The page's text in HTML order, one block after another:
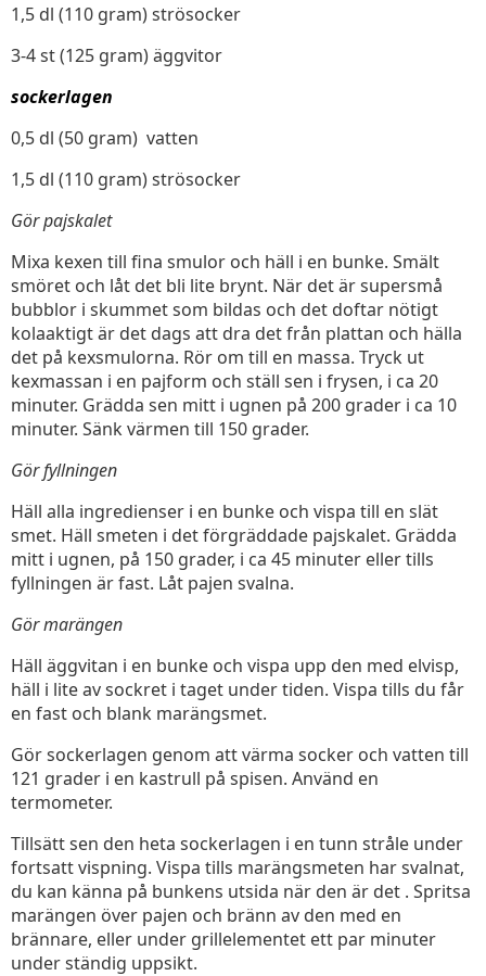
1,5 dl (110 gram) strösocker
3-4 st (125 gram) äggvitor
sockerlagen
0,5 dl (50 gram) vatten
1,5 dl (110 gram) strösocker
Gör pajskalet
Mixa kexen till fina smulor och häll i en bunke. Smält
smöret och låt det bli lite brynt. När det är supersmå
bubblor i skummet som bildas och det doftar nötigt
kolaaktigt är det dags att dra det från plattan och hälla
det på kexsmulorna. Rör om till en massa. Tryck ut
kexmassan i en pajform och ställ sen i frysen, i ca 20
minuter. Grädda sen mitt i ugnen på 200 grader i ca 10
minuter. Sänk värmen till 150 grader.
Gör fyllningen
Häll alla ingredienser i en bunke och vispa till en slät
smet. Häll smeten i det förgräddade pajskalet. Grädda
mitt i ugnen, på 150 grader, i ca 45 minuter eller tills
fyllningen är fast. Låt pajen svalna.
Gör marängen
Häll äggvitan i en bunke och vispa upp den med elvisp,
häll i lite av sockret i taget under tiden. Vispa tills du får
en fast och blank marängsmet.
Gör sockerlagen genom att värma socker och vatten till
121 grader i en kastrull på spisen. Använd en
termometer.
Tillsätt sen den heta sockerlagen i en tunn stråle under
fortsatt vispning. Vispa tills marängsmeten har svalnat,
du kan känna på bunkens utsida när den är det . Spritsa
marängen över pajen och bränn av den med en
brännare, eller under grillelementet ett par minuter
under ständig uppsikt.